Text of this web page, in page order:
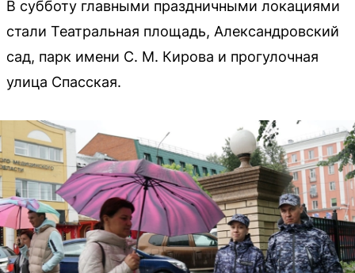
В субботу главными праздничными локациями
стали Театральная площадь, Александровский
сад, парк имени С. М. Кирова и прогулочная
улица Спасская.